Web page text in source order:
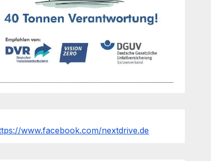
www.facebook.com/nextdrive.de